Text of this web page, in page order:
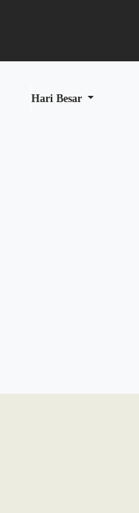
Hari Besar